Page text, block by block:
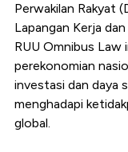
Perwakilan Rakyat
Lapangan Kerja
RUU Omnibus Law
perekonomian
investasi dan daya
menghadapi
global.